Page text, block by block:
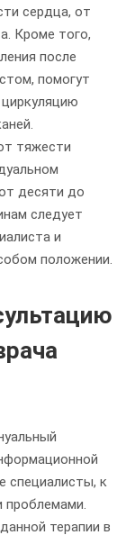
сердца, от
Кроме того,
после
помогут
тяжести
десяти до
следует
и
положении.
специалисты, к
терапии в